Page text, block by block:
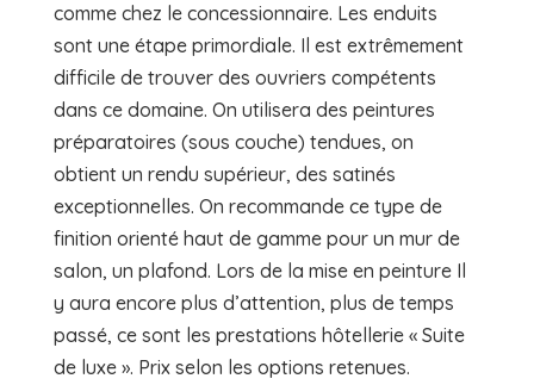
comme chez le concessionnaire. Les enduits
sont une étape primordiale. Il est extrêmement
difficile de trouver des ouvriers compétents
dans ce domaine. On utilisera des peintures
préparatoires (sous couche) tendues, on
obtient un rendu supérieur, des satinés
exceptionnelles. On recommande ce type de
finition orienté haut de gamme pour un mur de
salon, un plafond. Lors de la mise en peinture Il
y aura encore plus d’attention, plus de temps
passé, ce sont les prestations hôtellerie « Suite
de luxe ». Prix selon les options retenues.